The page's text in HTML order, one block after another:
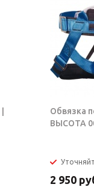
Обвязка
ВЫСОТА
2 950